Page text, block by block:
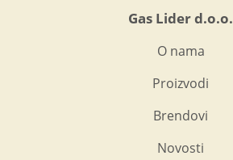
Gas Lider d.o.o.
O nama
Proizvodi
Brendovi
Novosti